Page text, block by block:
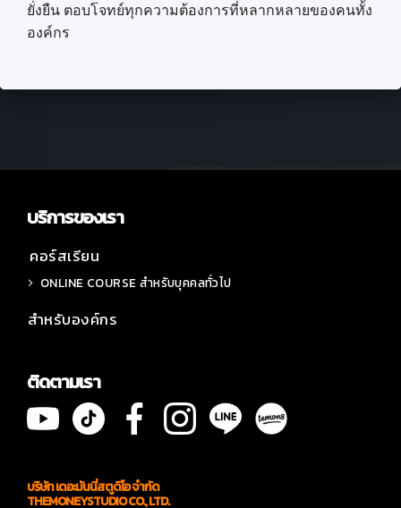
ยั่งยืน ตอบโจทย์ทุกความต้องการที่หลากหลายของคนทั้ง
องค์กร
บริษัท เดอะมันนี่สตูดิโอ จำกัด
THEMONEYSTUDIO CO., LTD.
บริการของเรา
คอร์สเรียน
ONLINE COURSE สำหรับบุคคลทั่วไป
สำหรับองค์กร
ติดตามเรา